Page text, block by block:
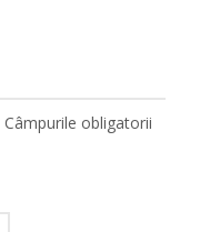
Câmpurile obligatorii